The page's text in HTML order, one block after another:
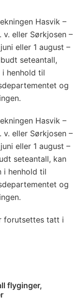
Hasvik –
v. eller Sørkjosen –
eller 1 august –
seteantall,
henhold til
og
Hasvik –
v. eller Sørkjosen –
eller 1 august –
seteantall, kan
i henhold til
og
forutsettes tatt i
flyginger,